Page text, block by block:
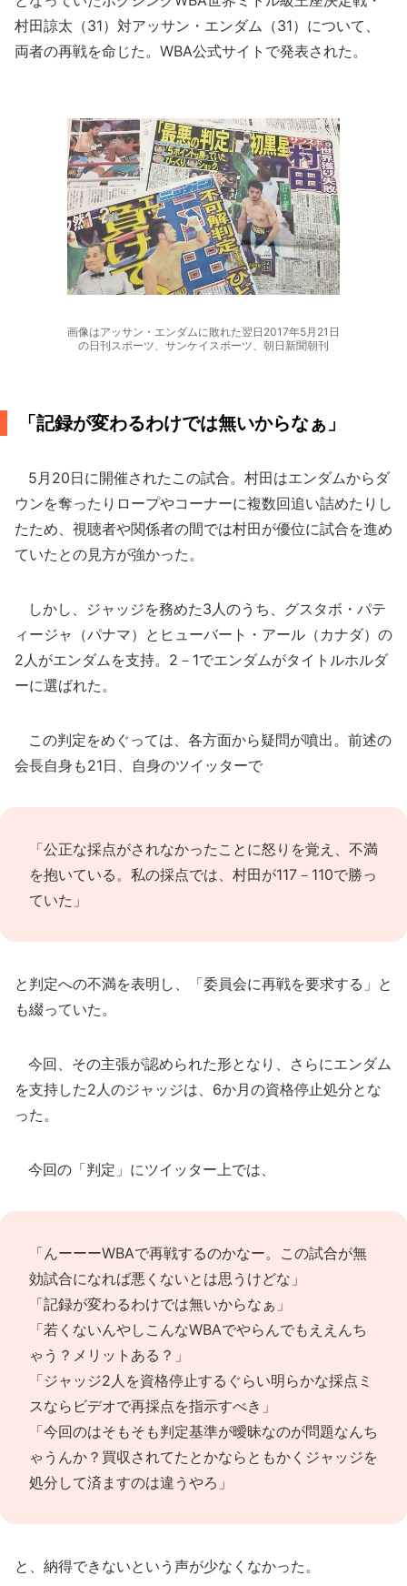
村田諒太（31）対アッサン・エンダム（31）について、
両者の再戦を命じた。WBA公式サイトで発表された。
画像はアッサン・エンダムに敗れた翌日2017年5月21日
の日刊スポーツ、サンケイスポーツ、朝日新聞朝刊
「記録が変わるわけでは無いからなぁ」
5月20日に開催されたこの試合。村田はエンダムからダ
ウンを奪ったりロープやコーナーに複数回追い詰めたりし
たため、視聴者や関係者の間では村田が優位に試合を進め
ていたとの見方が強かった。
しかし、ジャッジを務めた3人のうち、グスタボ・パテ
ィージャ（パナマ）とヒューバート・アール（カナダ）の
2人がエンダムを支持。2－1でエンダムがタイトルホルダ
ーに選ばれた。
この判定をめぐっては、各方面から疑問が噴出。前述の
会長自身も21日、自身のツイッターで
「公正な採点がされなかったことに怒りを覚え、不満
を抱いている。私の採点では、村田が117－110で勝っ
ていた」
と判定への不満を表明し、「委員会に再戦を要求する」と
も綴っていた。
今回、その主張が認められた形となり、さらにエンダム
を支持した2人のジャッジは、6か月の資格停止処分とな
った。
今回の「判定」にツイッター上では、
「んーーーWBAで再戦するのかなー。この試合が無
効試合になれば悪くないとは思うけどな」
「記録が変わるわけでは無いからなぁ」
「若くないんやしこんなWBAでやらんでもええんち
ゃう？メリットある？」
「ジャッジ2人を資格停止するぐらい明らかな採点ミ
スならビデオで再採点を指示すべき」
「今回のはそもそも判定基準が曖昧なのが問題なんち
ゃうんか？買収されてたとかならともかくジャッジを
処分して済ますのは違うやろ」
と、納得できないという声が少なくなかった。